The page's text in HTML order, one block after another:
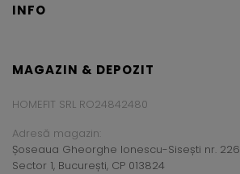
INFO
MAGAZIN & DEPOZIT
HOMEFIT SRL RO24842480
Adresă magazin:
Șoseaua Gheorghe Ionescu-Sisești nr. 226
Sector 1, București, CP 013824